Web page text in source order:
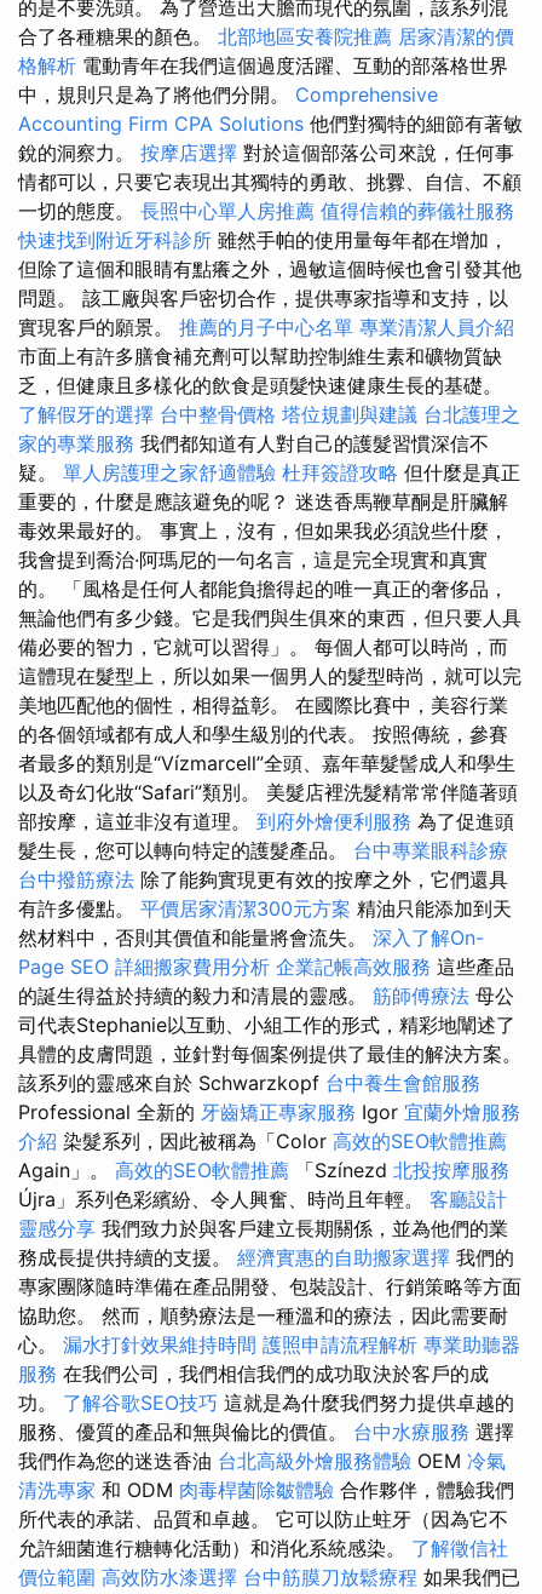
的是不要洗頭。 為了營造出大膽而現代的氛圍，該系列混
合了各種糖果的顏色。 北部地區安養院推薦 居家清潔的價
格解析 電動青年在我們這個過度活躍、互動的部落格世界
中，規則只是為了將他們分開。 Comprehensive
Accounting Firm CPA Solutions 他們對獨特的細節有著敏
銳的洞察力。 按摩店選擇 對於這個部落公司來說，任何事
情都可以，只要它表現出其獨特的勇敢、挑釁、自信、不顧
一切的態度。 長照中心單人房推薦 值得信賴的葬儀社服務
快速找到附近牙科診所 雖然手帕的使用量每年都在增加，
但除了這個和眼睛有點癢之外，過敏這個時候也會引發其他
問題。 該工廠與客戶密切合作，提供專家指導和支持，以
實現客戶的願景。 推薦的月子中心名單 專業清潔人員介紹
市面上有許多膳食補充劑可以幫助控制維生素和礦物質缺
乏，但健康且多樣化的飲食是頭髮快速健康生長的基礎。
了解假牙的選擇 台中整骨價格 塔位規劃與建議 台北護理之
家的專業服務 我們都知道有人對自己的護髮習慣深信不
疑。 單人房護理之家舒適體驗 杜拜簽證攻略 但什麼是真正
重要的，什麼是應該避免的呢？ 迷迭香馬鞭草酮是肝臟解
毒效果最好的。 事實上，沒有，但如果我必須說些什麼，
我會提到喬治·阿瑪尼的一句名言，這是完全現實和真實
的。 「風格是任何人都能負擔得起的唯一真正的奢侈品，
無論他們有多少錢。它是我們與生俱來的東西，但只要人具
備必要的智力，它就可以習得」。 每個人都可以時尚，而
這體現在髮型上，所以如果一個男人的髮型時尚，就可以完
美地匹配他的個性，相得益彰。 在國際比賽中，美容行業
的各個領域都有成人和學生級別的代表。 按照傳統，參賽
者最多的類別是“Vízmarcell”全頭、嘉年華髮髻成人和學生
以及奇幻化妝“Safari”類別。 美髮店裡洗髮精常常伴隨著頭
部按摩，這並非沒有道理。 到府外燴便利服務 為了促進頭
髮生長，您可以轉向特定的護髮產品。 台中專業眼科診療
台中撥筋療法 除了能夠實現更有效的按摩之外，它們還具
有許多優點。 平價居家清潔300元方案 精油只能添加到天
然材料中，否則其價值和能量將會流失。 深入了解On-
Page SEO 詳細搬家費用分析 企業記帳高效服務 這些產品
的誕生得益於持續的毅力和清晨的靈感。 筋師傅療法 母公
司代表Stephanie以互動、小組工作的形式，精彩地闡述了
具體的皮膚問題，並針對每個案例提供了最佳的解決方案。
該系列的靈感來自於 Schwarzkopf 台中養生會館服務
Professional 全新的 牙齒矯正專家服務 Igor 宜蘭外燴服務
介紹 染髮系列，因此被稱為「Color 高效的SEO軟體推薦
Again」。 高效的SEO軟體推薦 「Színezd 北投按摩服務
Újra」系列色彩繽紛、令人興奮、時尚且年輕。 客廳設計
靈感分享 我們致力於與客戶建立長期關係，並為他們的業
務成長提供持續的支援。 經濟實惠的自助搬家選擇 我們的
專家團隊隨時準備在產品開發、包裝設計、行銷策略等方面
協助您。 然而，順勢療法是一種溫和的療法，因此需要耐
心。 漏水打針效果維持時間 護照申請流程解析 專業助聽器
服務 在我們公司，我們相信我們的成功取決於客戶的成
功。 了解谷歌SEO技巧 這就是為什麼我們努力提供卓越的
服務、優質的產品和無與倫比的價值。 台中水療服務 選擇
我們作為您的迷迭香油 台北高級外燴服務體驗 OEM 冷氣
清洗專家 和 ODM 肉毒桿菌除皺體驗 合作夥伴，體驗我們
所代表的承諾、品質和卓越。 它可以防止蛀牙（因為它不
允許細菌進行糖轉化活動）和消化系統感染。 了解徵信社
價位範圍 高效防水漆選擇 台中筋膜刀放鬆療程 如果我們已